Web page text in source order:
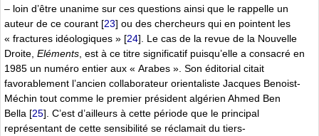
– loin d’être unanime sur ces questions ainsi que le rappelle un
auteur de ce courant [23] ou des chercheurs qui en pointent les
« fractures idéologiques » [24] . Le cas de la revue de la Nouvelle
Droite, Eléments , est à ce titre significatif puisqu’elle a consacré en
1985 un numéro entier aux « Arabes ». Son éditorial citait
favorablement l’ancien collaborateur orientaliste Jacques Benoist-
Méchin tout comme le premier président algérien Ahmed Ben
Bella [25] . C’est d’ailleurs à cette période que le principal
représentant de cette sensibilité se réclamait du tiers-